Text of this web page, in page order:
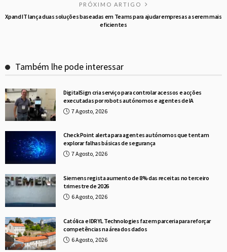
PRÓXIMO ARTIGO
Xpand IT lança duas soluções baseadas em Teams para ajudar empresas a serem mais
eficientes
Também lhe pode interessar
DigitalSign cria serviço para controlar acessos e acções
executadas por robots autónomos e agentes de IA
7 Agosto, 2026
Check Point alerta para agentes autónomos que tentam
explorar falhas básicas de segurança
7 Agosto, 2026
Siemens regista aumento de 8% das receitas no terceiro
trimestre de 2026
6 Agosto, 2026
Católica e IDRYL Technologies fazem parceria para reforçar
competências na área dos dados
6 Agosto, 2026